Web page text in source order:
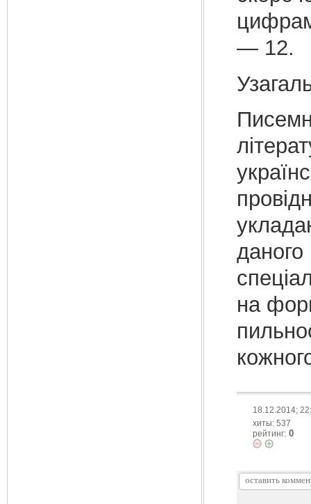
— 12.
даного
на
18.12.2014;
хиты: 537
рейтинг: 0